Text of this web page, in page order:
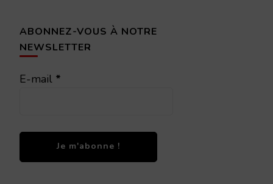
ABONNEZ-VOUS À NOTRE
NEWSLETTER
E-mail *